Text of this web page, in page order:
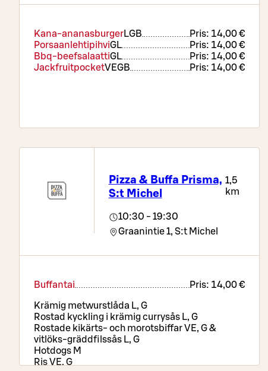
Kana-ananasburgerLGB Pris: 14,00 €
PorsaanlehtipihviGL Pris: 14,00 €
Bbq-beefsalaattiGL Pris: 14,00 €
JackfruitpocketVEGB Pris: 14,00 €
Pizza & Buffa Prisma,
S:t Michel
1,5
km
10:30 - 19:30
Graanintie 1, S:t Michel
Buffantai Pris: 14,00 €
Krämig metwurstlåda L, G
Rostad kyckling i krämig currysås L, G
Rostade kikärts- och morotsbiffar VE, G &
vitlöks-gräddfilssås L, G
Hotdogs M
Ris VE, G